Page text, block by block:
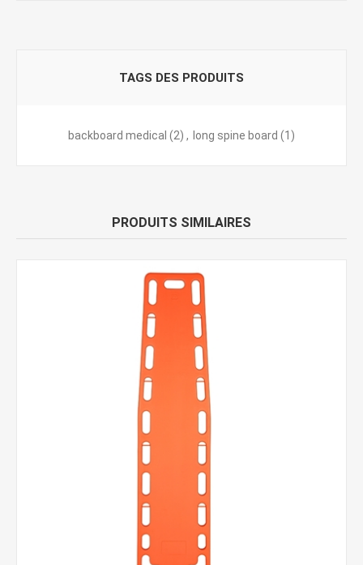
TAGS DES PRODUITS
backboard medical (2) , long spine board (1)
PRODUITS SIMILAIRES